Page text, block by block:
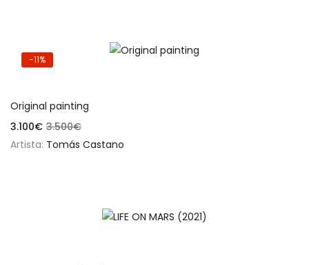
-11%
Original painting
3.100€ 3.500€
Artista: Tomás Castano